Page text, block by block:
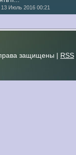
Июль 2016 00:21
защищены | RSS